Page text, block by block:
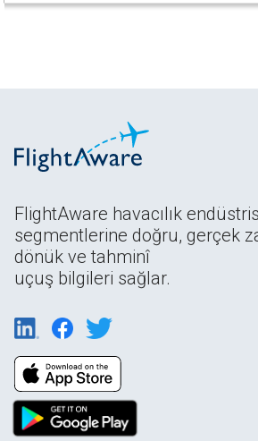
FlightAware havacılık
segmentlerine doğru, gerçek
dönük ve tahminî
uçuş bilgileri sağlar.